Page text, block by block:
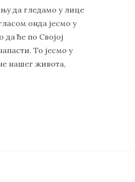
да гледамо у лице
онда јесмо у
ће по Својој
То јесмо у
нашег живота,